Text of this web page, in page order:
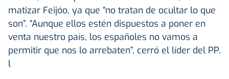
matizar Feijóo, ya que “no tratan de ocultar lo que
son”. “Aunque ellos estén dispuestos a poner en
venta nuestro país, los españoles no vamos a
permitir que nos lo arrebaten”, cerró el líder del PP.
l